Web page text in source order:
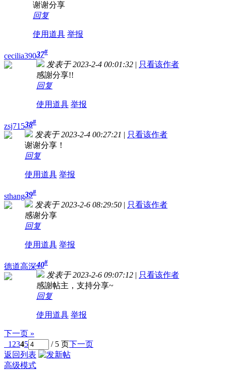
谢谢分享
回复
使用道具 举报
cecilia39037#
发表于 2023-2-4 00:01:32 | 只看该作者
感謝分享!!
回复
使用道具 举报
zsj71538#
发表于 2023-2-4 00:27:21 | 只看该作者
谢谢分享！
回复
使用道具 举报
sthang39#
发表于 2023-2-6 08:29:50 | 只看该作者
感谢分享
回复
使用道具 举报
德道高深40#
发表于 2023-2-6 09:07:12 | 只看该作者
感謝帖主，支持分享~
回复
使用道具 举报
下一页 »
1 2345 / 5 页下一页
返回列表
高级模式